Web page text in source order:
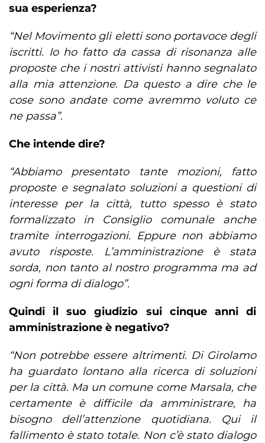
sua esperienza?
“Nel Movimento gli eletti sono portavoce degli
iscritti. Io ho fatto da cassa di risonanza alle
proposte che i nostri attivisti hanno segnalato
alla mia attenzione. Da questo a dire che le
cose sono andate come avremmo voluto ce
ne passa”.
Che intende dire?
“Abbiamo presentato tante mozioni, fatto
proposte e segnalato soluzioni a questioni di
interesse per la città, tutto spesso è stato
formalizzato in Consiglio comunale anche
tramite interrogazioni. Eppure non abbiamo
avuto risposte. L’amministrazione è stata
sorda, non tanto al nostro programma ma ad
ogni forma di dialogo”.
Quindi il suo giudizio sui cinque anni di
amministrazione è negativo?
“Non potrebbe essere altrimenti. Di Girolamo
ha guardato lontano alla ricerca di soluzioni
per la città. Ma un comune come Marsala, che
certamente è difficile da amministrare, ha
bisogno dell’attenzione quotidiana. Qui il
fallimento è stato totale. Non c’è stato dialogo